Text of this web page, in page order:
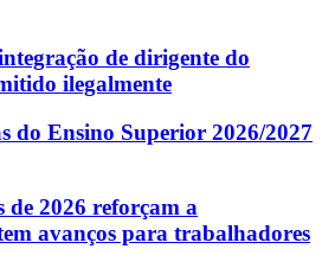
de dirigente do
ilegalmente
do Ensino Superior 2026/2027
de 2026 reforçam a
avanços para trabalhadores